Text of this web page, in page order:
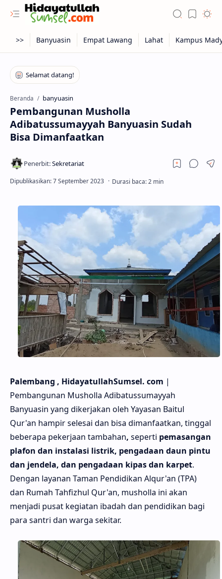
Beranda banyuasin
Pembangunan Musholla
Adibatussumayyah Banyuasin Sudah
Bisa Dimanfaatkan
Palembang , HidayatullahSumsel. com |
Pembangunan Musholla Adibatussumayyah
Banyuasin yang dikerjakan oleh Yayasan Baitul
Qur'an hampir selesai dan bisa dimanfaatkan, tinggal
beberapa pekerjaan tambahan, seperti pemasangan
plafon dan instalasi listrik, pengadaan daun pintu
dan jendela, dan pengadaan kipas dan karpet.
Dengan layanan Taman Pendidikan Alqur'an (TPA)
dan Rumah Tahfizhul Qur'an, musholla ini akan
menjadi pusat kegiatan ibadah dan pendidikan bagi
para santri dan warga sekitar.